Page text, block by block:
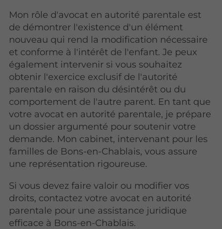
Mon rôle d'avocat en autorité parentale est
de démontrer l'existence d'un élément
nouveau qui rend la modification nécessaire
et conforme à l'intérêt de l'enfant. Je peux
également intervenir si vous souhaitez
obtenir l'exercice exclusif de l'autorité
parentale en raison du désintérêt ou du
comportement de l'autre parent. En tant que
votre avocat en autorité parentale, je prépare
un dossier argumenté pour soutenir votre
demande. Mon cabinet, intervenant pour les
familles de Bons-en-Chablais, vous assure
une représentation rigoureuse.
Si vous devez faire valoir ou modifier vos
droits, contactez votre avocat en autorité
parentale pour une assistance juridique
efficace à Bons-en-Chablais.